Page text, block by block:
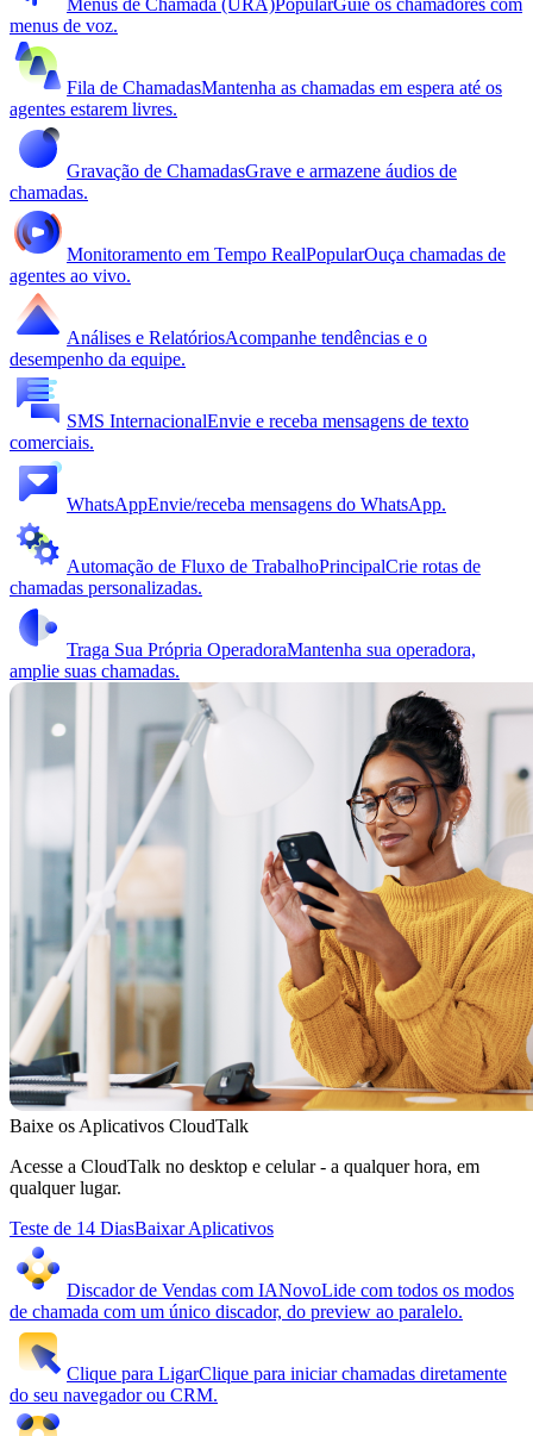
Menus de Chamada (URA)PopularGuie os chamadores com
menus de voz.
Fila de ChamadasMantenha as chamadas em espera até os
agentes estarem livres.
Gravação de ChamadasGrave e armazene áudios de
chamadas.
Monitoramento em Tempo RealPopularOuça chamadas de
agentes ao vivo.
Análises e RelatóriosAcompanhe tendências e o
desempenho da equipe.
SMS InternacionalEnvie e receba mensagens de texto
comerciais.
WhatsAppEnvie/receba mensagens do WhatsApp.
Automação de Fluxo de TrabalhoPrincipalCrie rotas de
chamadas personalizadas.
Traga Sua Própria OperadoraMantenha sua operadora,
amplie suas chamadas.
Baixe os Aplicativos CloudTalk
Acesse a CloudTalk no desktop e celular - a qualquer hora, em
qualquer lugar.
Teste de 14 DiasBaixar Aplicativos
Discador de Vendas com IANovoLide com todos os modos
de chamada com um único discador, do preview ao paralelo.
Clique para LigarClique para iniciar chamadas diretamente
do seu navegador ou CRM.